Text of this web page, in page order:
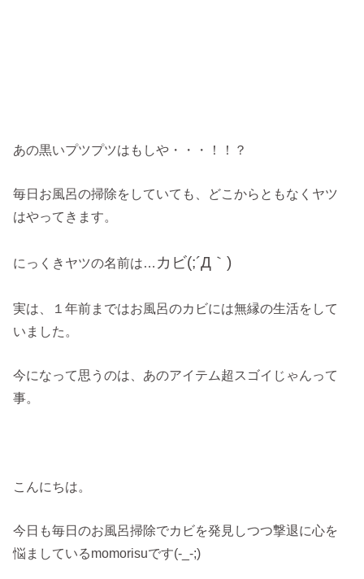
あの黒いプツプツはもしや・・・！！？
毎日お風呂の掃除をしていても、どこからともなくヤツ
はやってきます。
にっくきヤツの名前は… カビ(;´Д｀)
実は、１年前まではお風呂のカビには無縁の生活をして
いました。
今になって思うのは、あのアイテム超スゴイじゃんって
事。
こんにちは。
今日も毎日のお風呂掃除でカビを発見しつつ撃退に心を
悩ましているmomorisuです(-_-;)